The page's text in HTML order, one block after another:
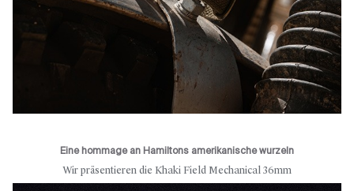
Eine hommage an Hamiltons amerikanische wurzeln
Wir präsentieren die Khaki Field Mechanical 36mm